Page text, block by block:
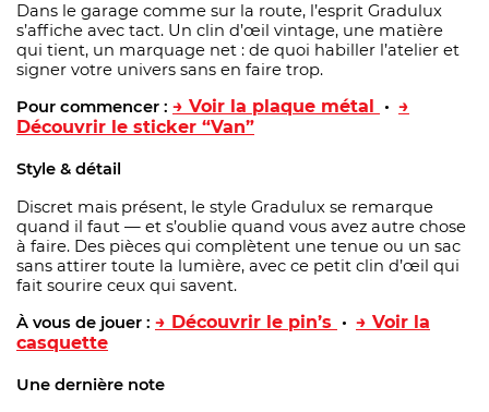
Dans le garage comme sur la route, l’esprit Gradulux
s’affiche avec tact. Un clin d’œil vintage, une matière
qui tient, un marquage net : de quoi habiller l’atelier et
signer votre univers sans en faire trop.
Pour commencer : → Voir la plaque métal • →
Découvrir le sticker “Van”
Style & détail
Discret mais présent, le style Gradulux se remarque
quand il faut — et s’oublie quand vous avez autre chose
à faire. Des pièces qui complètent une tenue ou un sac
sans attirer toute la lumière, avec ce petit clin d’œil qui
fait sourire ceux qui savent.
À vous de jouer : → Découvrir le pin’s • → Voir la
casquette
Une dernière note